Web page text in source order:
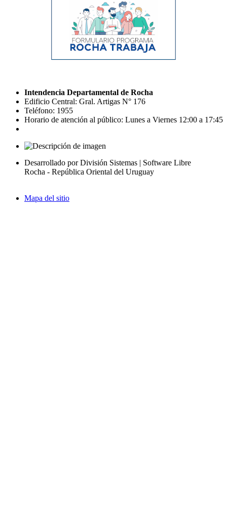
Intendencia Departamental de Rocha
Edificio Central: Gral. Artigas N° 176
Teléfono: 1955
Horario de atención al público: Lunes a Viernes 12:00 a 17:45
Desarrollado por División Sistemas | Software Libre
Rocha - República Oriental del Uruguay
Mapa del sitio